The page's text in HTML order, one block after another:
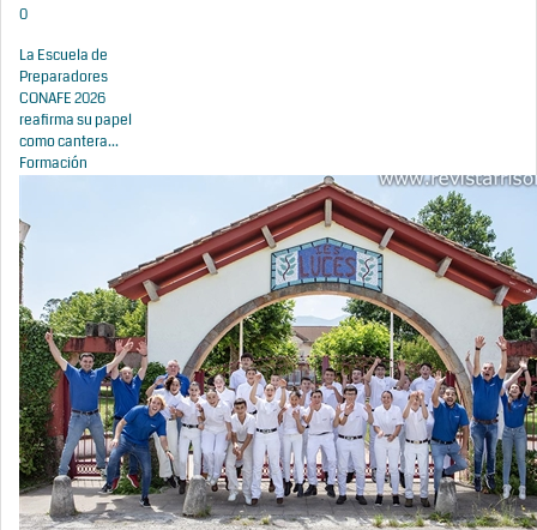
0
La Escuela de
Preparadores
CONAFE 2026
reafirma su papel
como cantera...
Formación